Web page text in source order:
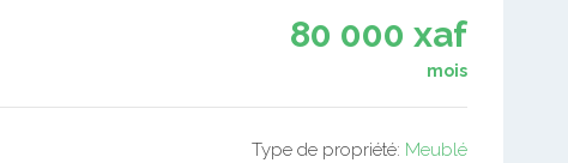
80 000 xaf
mois
Type de propriété: Meublé